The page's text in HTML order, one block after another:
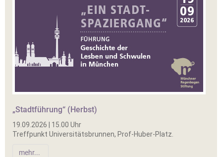
„Stadtführung“ (Herbst)
19.09.2026 | 15.00 Uhr
Treffpunkt Universitätsbrunnen, Prof-Huber-Platz.
mehr...